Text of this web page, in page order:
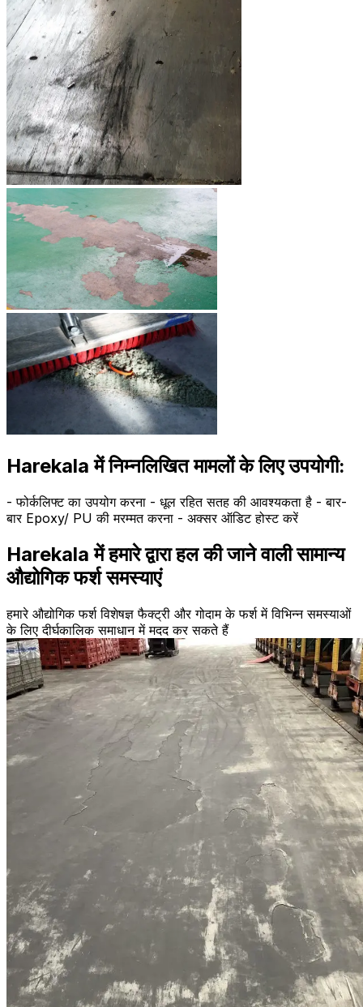
Harekala में निम्नलिखित मामलों के लिए उपयोगी:
- फोर्कलिफ्ट का उपयोग करना - धूल रहित सतह की आवश्यकता है - बार-
बार Epoxy/ PU की मरम्मत करना - अक्सर ऑडिट होस्ट करें
Harekala में हमारे द्वारा हल की जाने वाली सामान्य
औद्योगिक फर्श समस्याएं
हमारे औद्योगिक फर्श विशेषज्ञ फैक्ट्री और गोदाम के फर्श में विभिन्न समस्याओं
के लिए दीर्घकालिक समाधान में मदद कर सकते हैं